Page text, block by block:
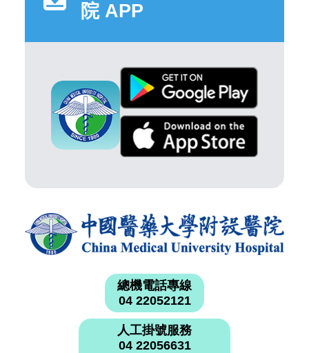
院 APP
總機電話專線
04 22052121
人工掛號服務
04 22056631